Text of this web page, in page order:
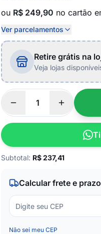
ou R$ 249,90 no cartão
Ver parcelamentos
Retire grátis na
Veja lojas
Subtotal: R$237,41
Calcular frete e prazo
Não sei meu CEP